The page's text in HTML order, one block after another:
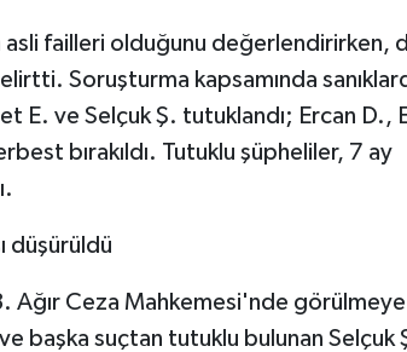
asli failleri olduğunu değerlendirirken,
Soruşturma kapsamında
E. ve Selçuk Ş. tutuklandı; Ercan D.,
bırakıldı. Tutuklu şüpheliler, 7 ay
düşürüldü
Ağır Ceza Mahkemesi'nde görülmeye
başka suçtan tutuklu bulunan Selçuk